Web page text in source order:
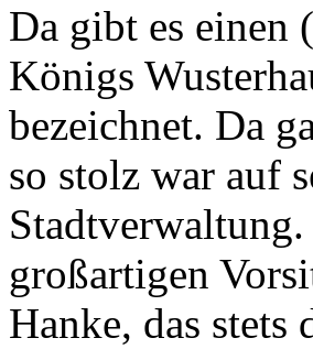
Da gibt es einen
Königs
bezeichnet. Da
so stolz war auf
großartigen
Hanke, das stets